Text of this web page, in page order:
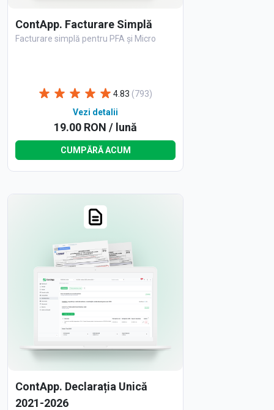
ContApp. Facturare Simplă
Facturare simplă pentru PFA și Micro
4.83 (793)
Vezi detalii
19.00 RON / lună
CUMPĂRĂ ACUM
ContApp. Declarația Unică
2021-2026